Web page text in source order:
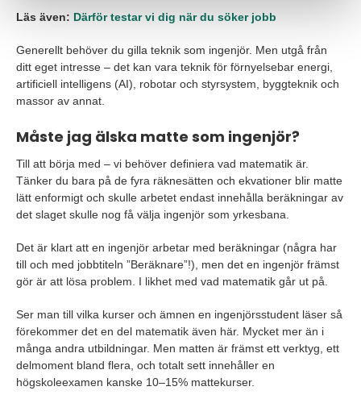
Läs även: Därför testar vi dig när du söker jobb
Generellt behöver du gilla teknik som ingenjör. Men utgå från
ditt eget intresse – det kan vara teknik för förnyelsebar energi,
artificiell intelligens (AI), robotar och styrsystem, byggteknik och
massor av annat.
Måste jag älska matte som ingenjör?
Till att börja med – vi behöver definiera vad matematik är.
Tänker du bara på de fyra räknesätten och ekvationer blir matte
lätt enformigt och skulle arbetet endast innehålla beräkningar av
det slaget skulle nog få välja ingenjör som yrkesbana.
Det är klart att en ingenjör arbetar med beräkningar (några har
till och med jobbtiteln ”Beräknare”!), men det en ingenjör främst
gör är att lösa problem. I likhet med vad matematik går ut på.
Ser man till vilka kurser och ämnen en ingenjörsstudent läser så
förekommer det en del matematik även här. Mycket mer än i
många andra utbildningar. Men matten är främst ett verktyg, ett
delmoment bland flera, och totalt sett innehåller en
högskoleexamen kanske 10–15% mattekurser.